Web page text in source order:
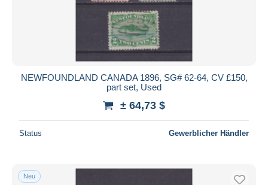
NEWFOUNDLAND CANADA 1896, SG# 62-64, CV £150,
part set, Used
± 64,73 $
Status Gewerblicher Händler
Neu